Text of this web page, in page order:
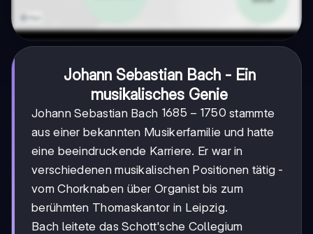
Johann Sebastian Bach - Ein
musikalisches Genie
Johann Sebastian Bach 1685-
1750
1685 − 1750 stammte
aus einer bekannten Musikerfamilie und hatte
eine beeindruckende Karriere. Er war in
verschiedenen musikalischen Positionen tätig -
vom Chorknaben über Organist bis zum
berühmten Thomaskantor in Leipzig.
Bach leitete das Schott'sche Collegium